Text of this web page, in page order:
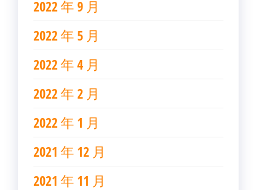
2022 年 9 月
2022 年 5 月
2022 年 4 月
2022 年 2 月
2022 年 1 月
2021 年 12 月
2021 年 11 月